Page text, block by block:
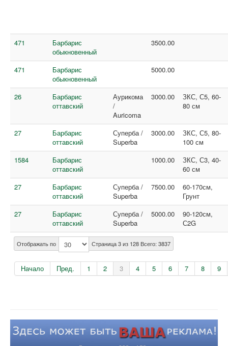
Отображать по Страница 3 из 128 Всего: 3837
Начало Пред. 1 2 3 4 5 6 7 8 9
471
Барбарис
обыкновенный
3500.00
471
Барбарис
обыкновенный
5000.00
26
Барбарис
оттавский
Аурикома
/
Auricoma
3000.00
ЗКС, С5, 60-
80 см
27
Барбарис
оттавский
Суперба /
Superba
3000.00
ЗКС, С5, 80-
100 см
1584
Барбарис
оттавский
1000.00
ЗКС, С3, 40-
60 см
27
Барбарис
оттавский
Суперба /
Superba
7500.00
60-170см,
Грунт
27
Барбарис
оттавский
Суперба /
Superba
5000.00
90-120см,
С2G